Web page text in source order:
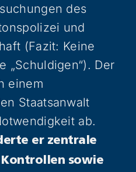
des
und
(Fazit: Keine
„Schuldigen“). Der
einem
Staatsanwalt
ab.
er zentrale
Kontrollen sowie